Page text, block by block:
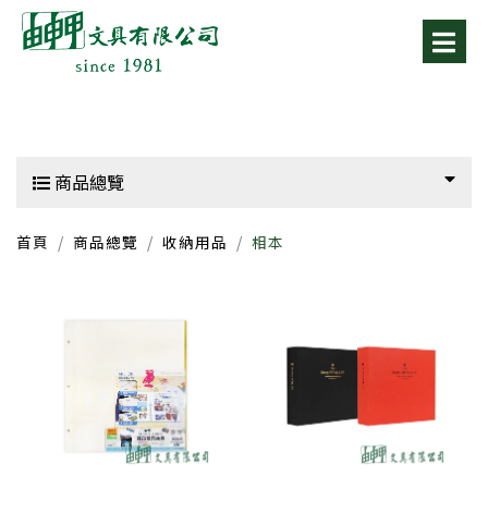
商品總覽
首頁 商品總覽 收納用品 相本